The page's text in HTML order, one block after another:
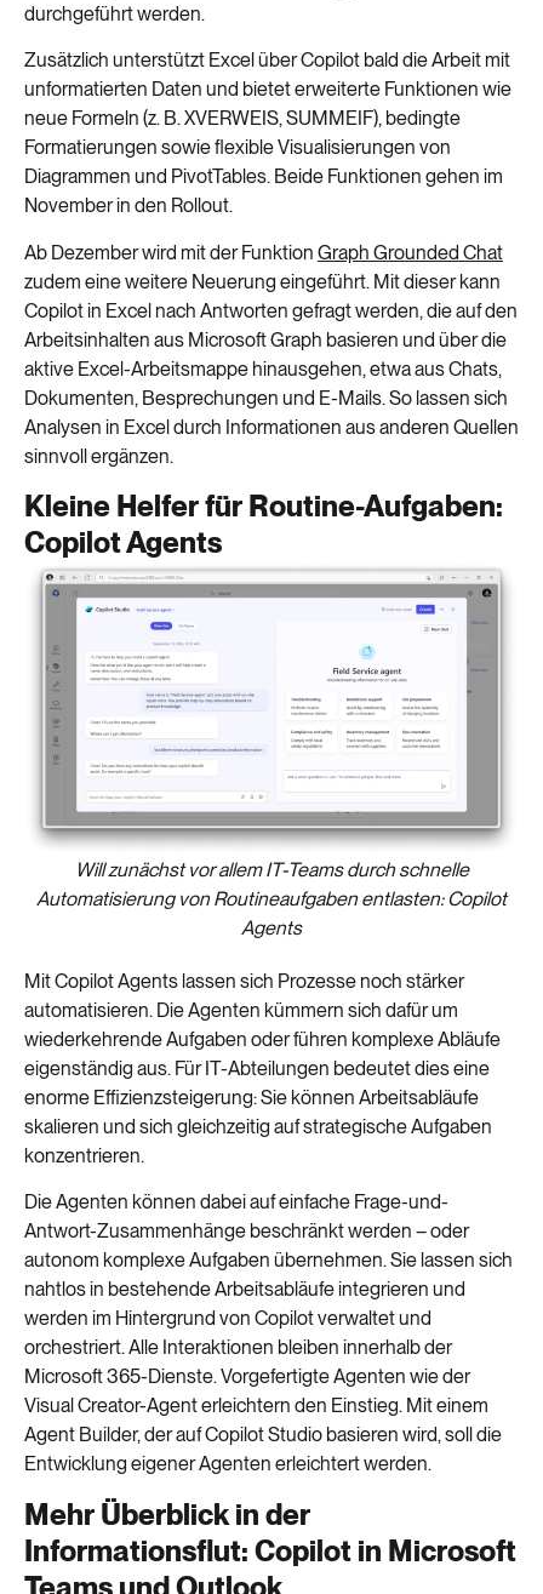
durchgeführt werden.
Zusätzlich unterstützt Excel über Copilot bald die Arbeit mit
unformatierten Daten und bietet erweiterte Funktionen wie
neue Formeln (z. B. XVERWEIS, SUMMEIF), bedingte
Formatierungen sowie flexible Visualisierungen von
Diagrammen und PivotTables. Beide Funktionen gehen im
November in den Rollout.
Ab Dezember wird mit der Funktion Graph Grounded Chat
zudem eine weitere Neuerung eingeführt. Mit dieser kann
Copilot in Excel nach Antworten gefragt werden, die auf den
Arbeitsinhalten aus Microsoft Graph basieren und über die
aktive Excel-Arbeitsmappe hinausgehen, etwa aus Chats,
Dokumenten, Besprechungen und E-Mails. So lassen sich
Analysen in Excel durch Informationen aus anderen Quellen
sinnvoll ergänzen.
Kleine Helfer für Routine-Aufgaben:
Copilot Agents
Will zunächst vor allem IT-Teams durch schnelle
Automatisierung von Routineaufgaben entlasten: Copilot
Agents
Mit Copilot Agents lassen sich Prozesse noch stärker
automatisieren. Die Agenten kümmern sich dafür um
wiederkehrende Aufgaben oder führen komplexe Abläufe
eigenständig aus. Für IT-Abteilungen bedeutet dies eine
enorme Effizienzsteigerung: Sie können Arbeitsabläufe
skalieren und sich gleichzeitig auf strategische Aufgaben
konzentrieren.
Die Agenten können dabei auf einfache Frage-und-
Antwort-Zusammenhänge beschränkt werden – oder
autonom komplexe Aufgaben übernehmen. Sie lassen sich
nahtlos in bestehende Arbeitsabläufe integrieren und
werden im Hintergrund von Copilot verwaltet und
orchestriert. Alle Interaktionen bleiben innerhalb der
Microsoft 365-Dienste. Vorgefertigte Agenten wie der
Visual Creator-Agent erleichtern den Einstieg. Mit einem
Agent Builder, der auf Copilot Studio basieren wird, soll die
Entwicklung eigener Agenten erleichtert werden.
Mehr Überblick in der
Informationsflut: Copilot in Microsoft
Teams und Outlook